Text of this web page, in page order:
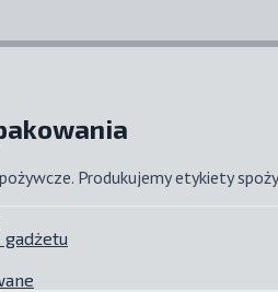
Produkujemy etykiety